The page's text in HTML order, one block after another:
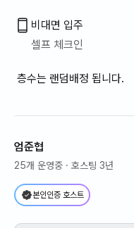
비대면 입주
셀프 체크인
층수는 랜덤배정 됩니다.
엄준협
25개 운영중 · 호스팅 3년
본인인증 호스트